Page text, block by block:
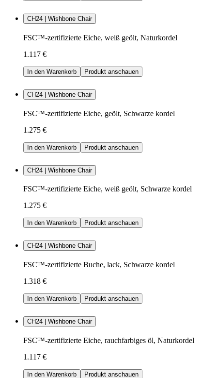
CH24 | Wishbone Chair
FSC™-zertifizierte Eiche, weiß geölt, Naturkordel
1.117 €
In den Warenkorb Produkt anschauen
CH24 | Wishbone Chair
FSC™-zertifizierte Eiche, geölt, Schwarze kordel
1.275 €
In den Warenkorb Produkt anschauen
CH24 | Wishbone Chair
FSC™-zertifizierte Eiche, weiß geölt, Schwarze kordel
1.275 €
In den Warenkorb Produkt anschauen
CH24 | Wishbone Chair
FSC™-zertifizierte Buche, lack, Schwarze kordel
1.318 €
In den Warenkorb Produkt anschauen
CH24 | Wishbone Chair
FSC™-zertifizierte Eiche, rauchfarbiges öl, Naturkordel
1.117 €
In den Warenkorb Produkt anschauen